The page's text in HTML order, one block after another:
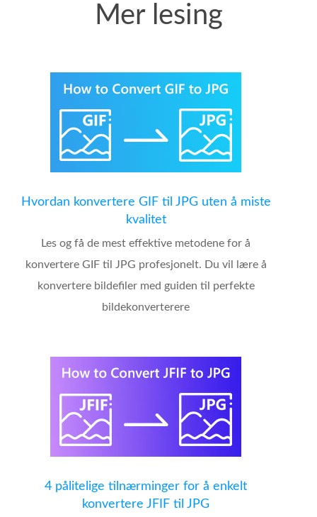
Mer lesing
Hvordan konvertere GIF til JPG uten å miste
kvalitet
Les og få de mest effektive metodene for å
konvertere GIF til JPG profesjonelt. Du vil lære å
konvertere bildefiler med guiden til perfekte
bildekonverterere
4 pålitelige tilnærminger for å enkelt
konvertere JFIF til JPG